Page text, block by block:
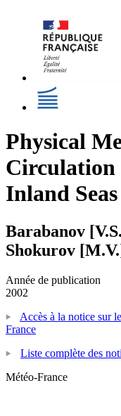
Physical
Circulation
Inland Seas
Barabanov
Shokurov
Année de publication
2002
Accès à la notice sur
France
Liste complète des
Météo-France